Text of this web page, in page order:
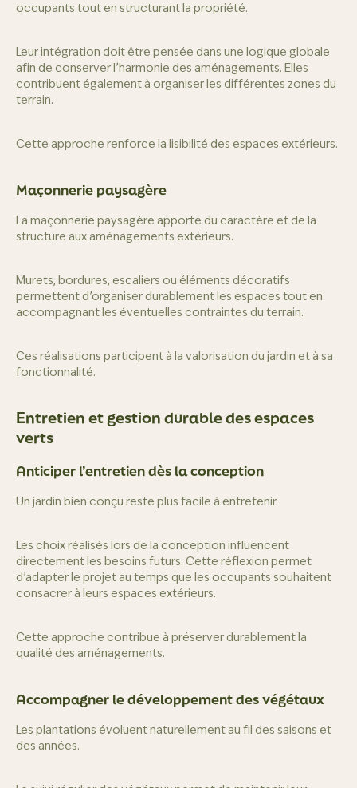
occupants tout en structurant la propriété.
Leur intégration doit être pensée dans une logique globale
afin de conserver l’harmonie des aménagements. Elles
contribuent également à organiser les différentes zones du
terrain.
Cette approche renforce la lisibilité des espaces extérieurs.
Maçonnerie paysagère
La maçonnerie paysagère apporte du caractère et de la
structure aux aménagements extérieurs.
Murets, bordures, escaliers ou éléments décoratifs
permettent d’organiser durablement les espaces tout en
accompagnant les éventuelles contraintes du terrain.
Ces réalisations participent à la valorisation du jardin et à sa
fonctionnalité.
Entretien et gestion durable des espaces
verts
Anticiper l’entretien dès la conception
Un jardin bien conçu reste plus facile à entretenir.
Les choix réalisés lors de la conception influencent
directement les besoins futurs. Cette réflexion permet
d’adapter le projet au temps que les occupants souhaitent
consacrer à leurs espaces extérieurs.
Cette approche contribue à préserver durablement la
qualité des aménagements.
Accompagner le développement des végétaux
Les plantations évoluent naturellement au fil des saisons et
des années.